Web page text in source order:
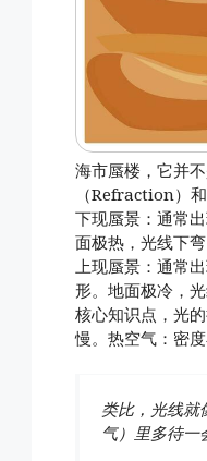
海市蜃楼，它并
（Refraction）
下现蜃景：通常
面极热，光线下弯
上现蜃景：通常
形。地面极冷，光
核心知识点，光
慢。热空气：密
类比，光线就
气）里多待一